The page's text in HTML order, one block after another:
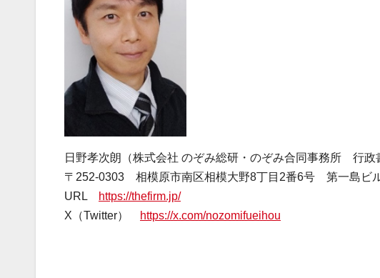
日野孝次朗（株式会社 のぞみ総研・のぞみ合同事務所 行
〒252-0303 相模原市南区相模大野8丁目2番6号 第一島ビ
URL
https://thefirm.jp/
X（Twitter）
https://x.com/nozomifueihou